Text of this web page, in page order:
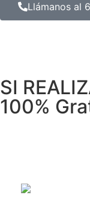
Llámanos al
SI
100%